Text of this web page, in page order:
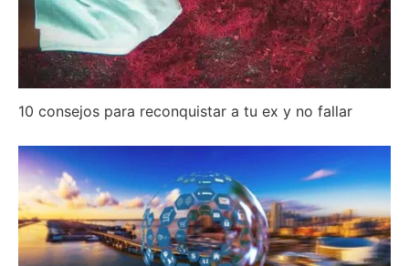
10 consejos para reconquistar a tu ex y no fallar